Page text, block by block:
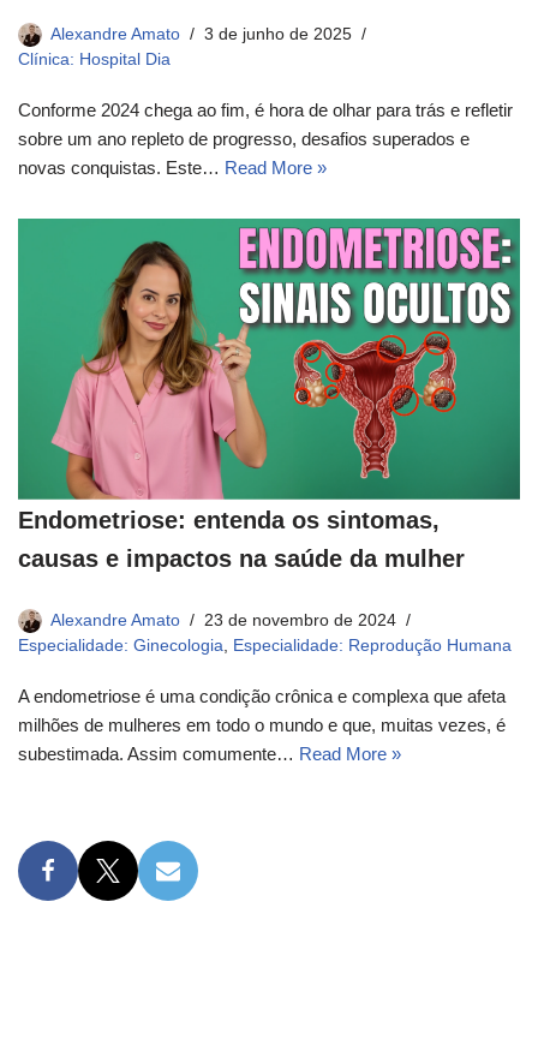
Alexandre Amato
3 de junho de 2025
Clínica: Hospital Dia
Conforme 2024 chega ao fim, é hora de olhar para trás e refletir
sobre um ano repleto de progresso, desafios superados e
novas conquistas. Este… Read More »
Endometriose: entenda os sintomas,
causas e impactos na saúde da mulher
Alexandre Amato
23 de novembro de 2024
Especialidade: Ginecologia, Especialidade: Reprodução Humana
A endometriose é uma condição crônica e complexa que afeta
milhões de mulheres em todo o mundo e que, muitas vezes, é
subestimada. Assim comumente… Read More »